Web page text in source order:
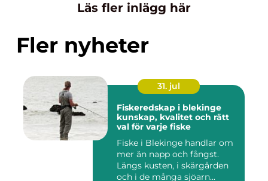
Läs fler inlägg här
Fler nyheter
31. jul
Fiskeredskap i blekinge
kunskap, kvalitet och rätt
val för varje fiske
Fiske i Blekinge handlar om
mer än napp och fångst.
Längs kusten, i skärgården
och i de många sjöarn...